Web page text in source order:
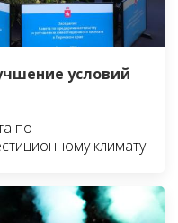
условий
по
климату